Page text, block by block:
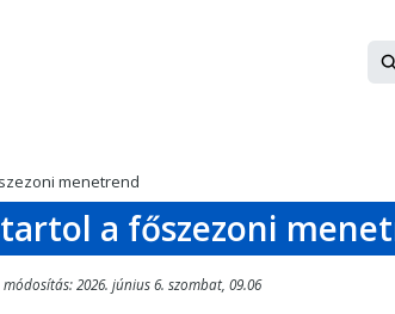
menetrend
a főszezoni
2026. június 6. szombat, 09.06